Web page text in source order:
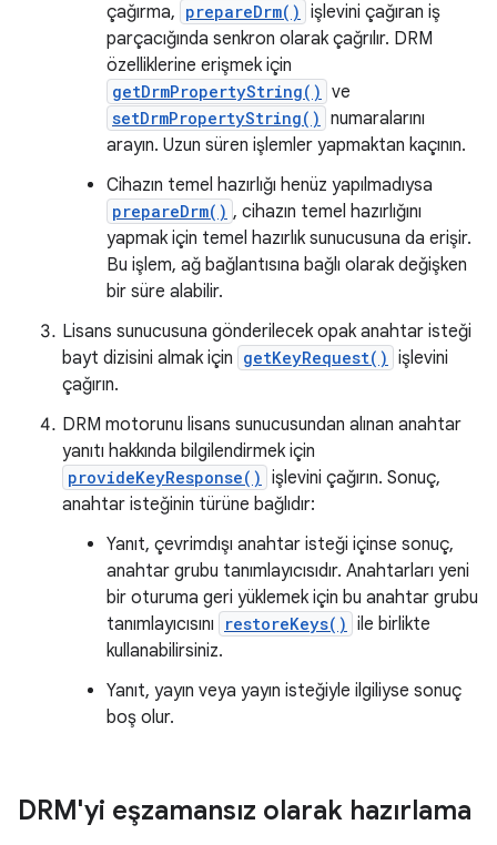
çağırma, prepareDrm() işlevini çağıran iş
parçacığında senkron olarak çağrılır. DRM
özelliklerine erişmek için
getDrmPropertyString() ve
setDrmPropertyString() numaralarını
arayın. Uzun süren işlemler yapmaktan kaçının.
Cihazın temel hazırlığı henüz yapılmadıysa
prepareDrm() , cihazın temel hazırlığını
yapmak için temel hazırlık sunucusuna da erişir.
Bu işlem, ağ bağlantısına bağlı olarak değişken
bir süre alabilir.
Lisans sunucusuna gönderilecek opak anahtar isteği
bayt dizisini almak için getKeyRequest() işlevini
çağırın.
DRM motorunu lisans sunucusundan alınan anahtar
yanıtı hakkında bilgilendirmek için
provideKeyResponse() işlevini çağırın. Sonuç,
anahtar isteğinin türüne bağlıdır:
Yanıt, çevrimdışı anahtar isteği içinse sonuç,
anahtar grubu tanımlayıcısıdır. Anahtarları yeni
bir oturuma geri yüklemek için bu anahtar grubu
tanımlayıcısını
restoreKeys() ile birlikte
kullanabilirsiniz.
Yanıt, yayın veya yayın isteğiyle ilgiliyse sonuç
boş olur.
DRM'yi eşzamansız olarak hazırlama